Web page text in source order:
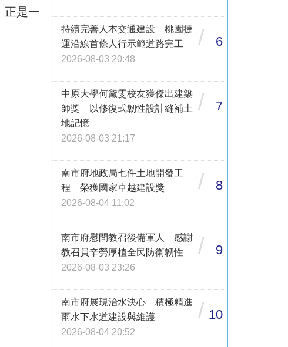
正是一
持續完善人本交通建設 桃園捷
運沿線首條人行示範道路完工
2026-08-03 20:48
/ 6
中原大學何黛雯校友獲傑出建築
師獎 以修復式韌性設計縫補土
地記憶
2026-08-03 21:17
/ 7
南市府地政局七件土地開發工
程 榮獲國家卓越建設獎
2026-08-04 11:02
/ 8
南市府慰問教召後備軍人 感謝
教召員辛勞厚植全民防衛韌性
2026-08-03 23:26
/ 9
南市府展現治水決心 積極精進
雨水下水道建設與維護
2026-08-04 20:52
/ 10